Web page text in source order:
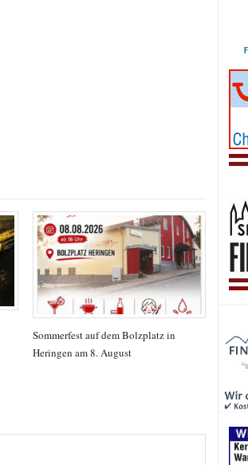
Sommerfest auf dem Bolzplatz in
Heringen am 8. August